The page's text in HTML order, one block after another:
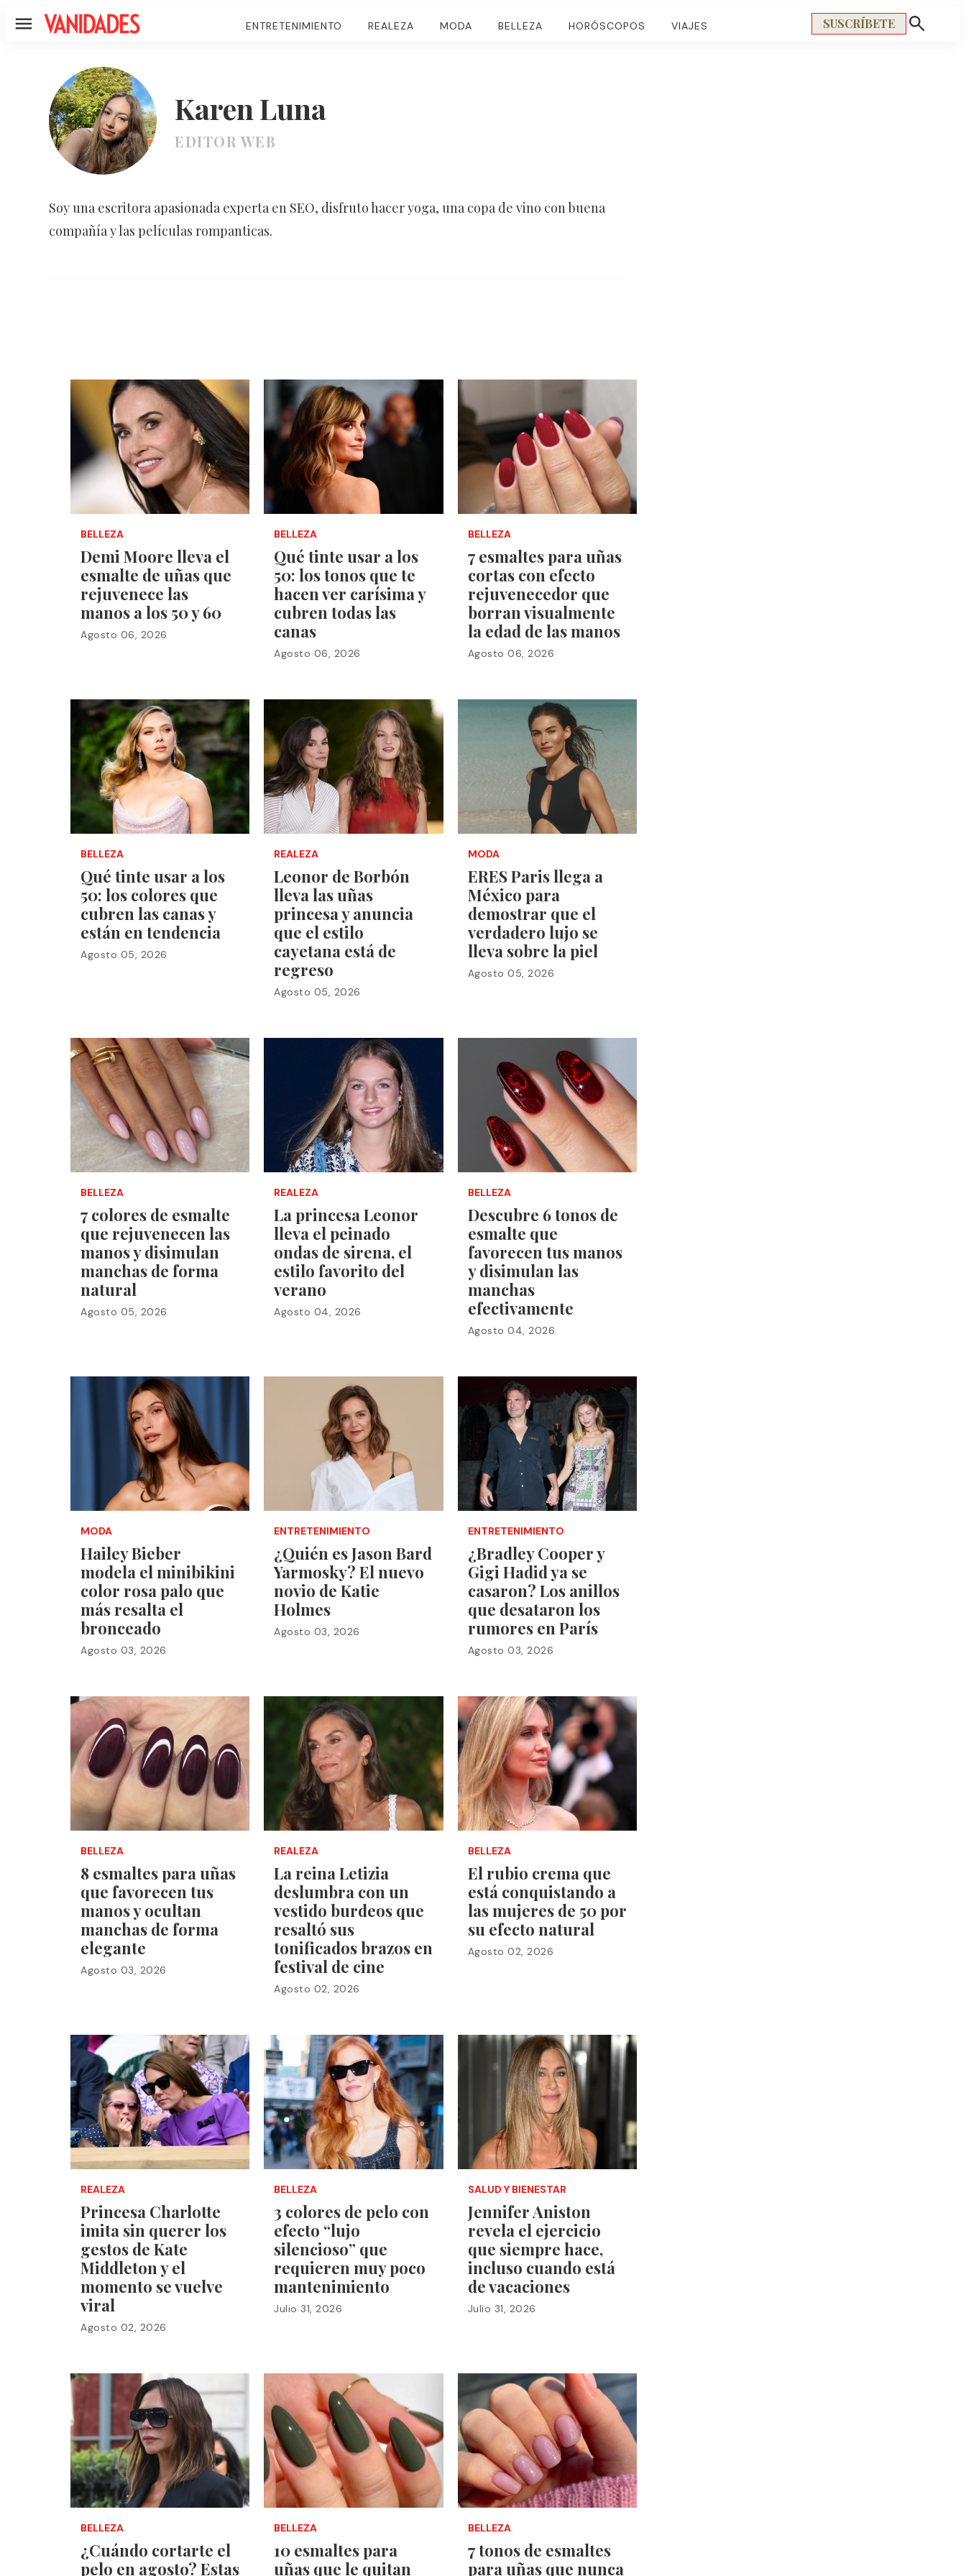
Menú ENTRETENIMIENTO REALEZA MODA BELLEZA HORÓSCOPOS VIAJES SUSCRÍBETE
Mostrar
Karen Luna
EDITOR WEB
Soy una escritora apasionada experta en SEO, disfruto hacer yoga, una copa de vino con buena
compañía y las películas rompanticas.
BELLEZA
Demi Moore lleva el
esmalte de uñas que
rejuvenece las
manos a los 50 y 60
Agosto 06, 2026
BELLEZA
Qué tinte usar a los
50: los tonos que te
hacen ver carísima y
cubren todas las
canas
Agosto 06, 2026
BELLEZA
7 esmaltes para uñas
cortas con efecto
rejuvenecedor que
borran visualmente
la edad de las manos
Agosto 06, 2026
BELLEZA
Qué tinte usar a los
50: los colores que
cubren las canas y
están en tendencia
Agosto 05, 2026
REALEZA
Leonor de Borbón
lleva las uñas
princesa y anuncia
que el estilo
cayetana está de
regreso
Agosto 05, 2026
MODA
ERES Paris llega a
México para
demostrar que el
verdadero lujo se
lleva sobre la piel
Agosto 05, 2026
BELLEZA
7 colores de esmalte
que rejuvenecen las
manos y disimulan
manchas de forma
natural
Agosto 05, 2026
REALEZA
La princesa Leonor
lleva el peinado
ondas de sirena, el
estilo favorito del
verano
Agosto 04, 2026
BELLEZA
Descubre 6 tonos de
esmalte que
favorecen tus manos
y disimulan las
manchas
efectivamente
Agosto 04, 2026
MODA
Hailey Bieber
modela el minibikini
color rosa palo que
más resalta el
bronceado
Agosto 03, 2026
ENTRETENIMIENTO
¿Quién es Jason Bard
Yarmosky? El nuevo
novio de Katie
Holmes
Agosto 03, 2026
ENTRETENIMIENTO
¿Bradley Cooper y
Gigi Hadid ya se
casaron? Los anillos
que desataron los
rumores en París
Agosto 03, 2026
BELLEZA
8 esmaltes para uñas
que favorecen tus
manos y ocultan
manchas de forma
elegante
Agosto 03, 2026
REALEZA
La reina Letizia
deslumbra con un
vestido burdeos que
resaltó sus
tonificados brazos en
festival de cine
Agosto 02, 2026
BELLEZA
El rubio crema que
está conquistando a
las mujeres de 50 por
su efecto natural
Agosto 02, 2026
REALEZA
Princesa Charlotte
imita sin querer los
gestos de Kate
Middleton y el
momento se vuelve
viral
Agosto 02, 2026
BELLEZA
3 colores de pelo con
efecto “lujo
silencioso” que
requieren muy poco
mantenimiento
Julio 31, 2026
SALUD Y BIENESTAR
Jennifer Aniston
revela el ejercicio
que siempre hace,
incluso cuando está
de vacaciones
Julio 31, 2026
BELLEZA
¿Cuándo cortarte el
pelo en agosto? Estas
BELLEZA
10 esmaltes para
uñas que le quitan
BELLEZA
7 tonos de esmaltes
para uñas que nunca